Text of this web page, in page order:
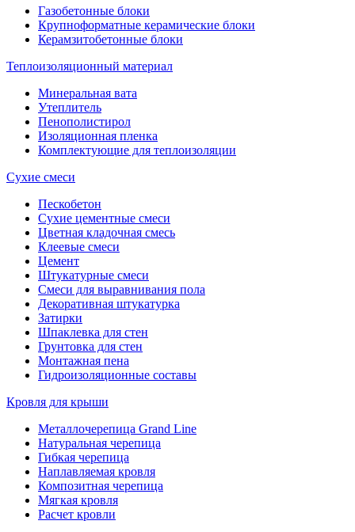
Газобетонные блоки
Крупноформатные керамические блоки
Керамзитобетонные блоки
Теплоизоляционный материал
Минеральная вата
Утеплитель
Пенополистирол
Изоляционная пленка
Комплектующие для теплоизоляции
Сухие смеси
Пескобетон
Сухие цементные смеси
Цветная кладочная смесь
Клеевые смеси
Цемент
Штукатурные смеси
Смеси для выравнивания пола
Декоративная штукатурка
Затирки
Шпаклевка для стен
Грунтовка для стен
Монтажная пена
Гидроизоляционные составы
Кровля для крыши
Металлочерепица Grand Line
Натуральная черепица
Гибкая черепица
Наплавляемая кровля
Композитная черепица
Мягкая кровля
Расчет кровли